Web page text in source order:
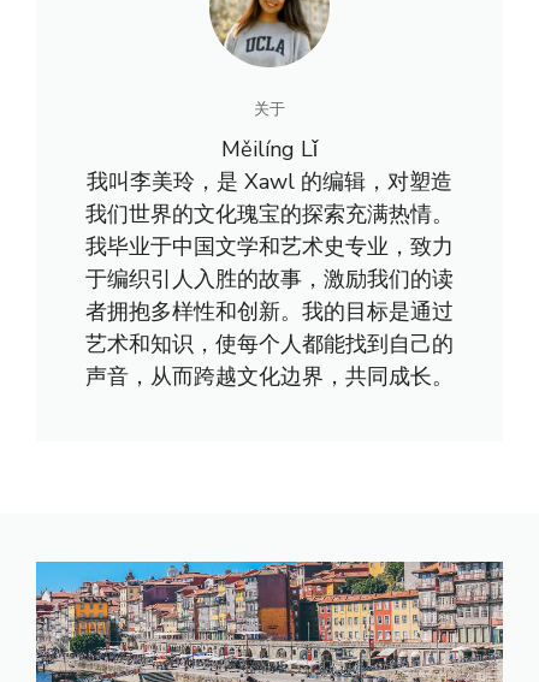
关于
Měilíng Lǐ
我叫李美玲，是 Xawl 的编辑，对塑造
我们世界的文化瑰宝的探索充满热情。
我毕业于中国文学和艺术史专业，致力
于编织引人入胜的故事，激励我们的读
者拥抱多样性和创新。我的目标是通过
艺术和知识，使每个人都能找到自己的
声音，从而跨越文化边界，共同成长。